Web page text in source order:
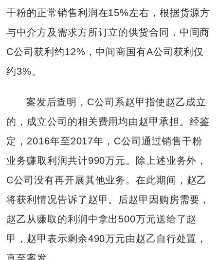
干粉的正常销售利润在15%左右，根据货源方
与中介方及需求方所订立的供货合同，中间商
C公司获利约12%，中间商国有A公司获利仅
约3%。
案发后查明，C公司系赵甲指使赵乙成立
的，成立公司的相关费用均由赵甲承担。经鉴
定，2016年至2017年，C公司通过销售干粉
业务赚取利润共计990万元。除上述业务外，
C公司没有再开展其他业务。在此期间，赵乙
将获利情况告诉了赵甲。后赵甲因购房需要，
赵乙从赚取的利润中拿出500万元送给了赵
甲，赵甲表示剩余490万元由赵乙自行处置，